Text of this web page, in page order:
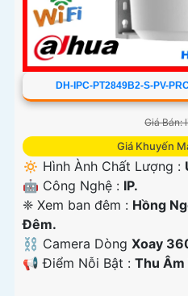
DH-IPC-PT2849B2-S-PV-
Giá Bán:
Giá Khuyến
🔅 Hình Ành Chất Lượng :
🤖️ Công Nghệ : IP.
❈ Xem ban đêm : Hồng
Ðêm.
⛓ Camera Dòng Xoay
️📢 Điểm Nỗi Bật : Thu Âm